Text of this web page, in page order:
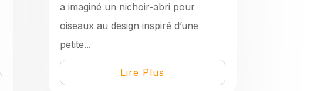
a imaginé un nichoir-abri pour
oiseaux au design inspiré d’une
petite...
Lire Plus